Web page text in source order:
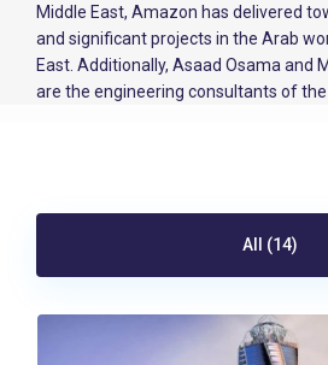
Middle East, Amazon has delivered
and significant projects in the Arab
East. Additionally, Asaad Osama and
are the engineering consultants of the
All (14)